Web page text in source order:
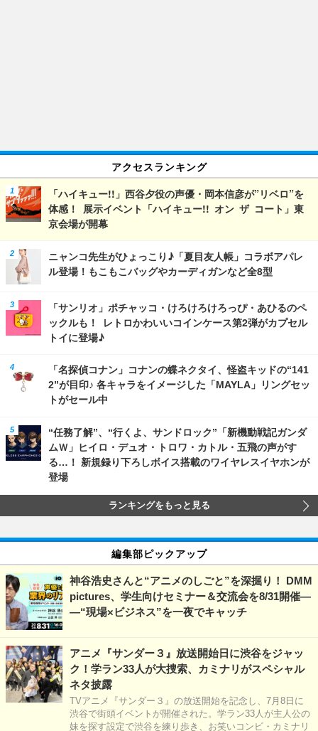
アクセスランキング
「ハイキュー!!」西谷夕役の声優・岡本信彦が”リベロ”を
体感！ 展示イベント「ハイキュー!! オン ザ コート」東
京会場が開幕
ニャンコ先生がひょっこり♪「夏目友人帳」コラボアパレ
ル登場！もこもこバッグやカーディガンなど全8型
「サンリオ」ポチャッコ・けろけろけろっぴ・あひるのペ
ックルも！ レトロかわいいコインケース第2弾がカプセル
トイに登場♪
「名探偵コナン」コナンの蝶ネクタイ、怪盗キッドの“141
2”が目印♪ 各キャラをイメージした「MAYLA」リングセッ
トがセール中
“任務了解”、“行くよ、サンドロック”「新機動戦記ガンダ
ムＷ」ヒイロ・デュオ・トロワ・カトル・五飛の声がす
る…！ 新規録り下ろしボイス搭載のワイヤレスイヤホンが
登場
ランキングをもっと見る
編集部ピックアップ
神谷浩史さんと“アニメのしごと”を深掘り！ DMM
pictures、学生向けセミナー＆交流会を8/31開催―
―“現場×ビジネス”を一夜でキャッチ
アニメ『サンダー３』放送開始日に渋谷をジャッ
ク！学ラン33人が大捜索、カミナリがスペシャル
ネタ披露
TVアニメ『サンダー３』の放送開始を記念し、7月8日に
渋谷で街頭イベントが開催された。学ラン33人が主人公の
妹を探す設定で渋谷を練り歩き、お笑いコンビ・カミナリ